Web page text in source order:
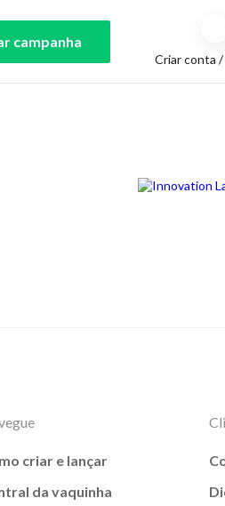
campanha
Criar conta
criar e lançar
da vaquinha